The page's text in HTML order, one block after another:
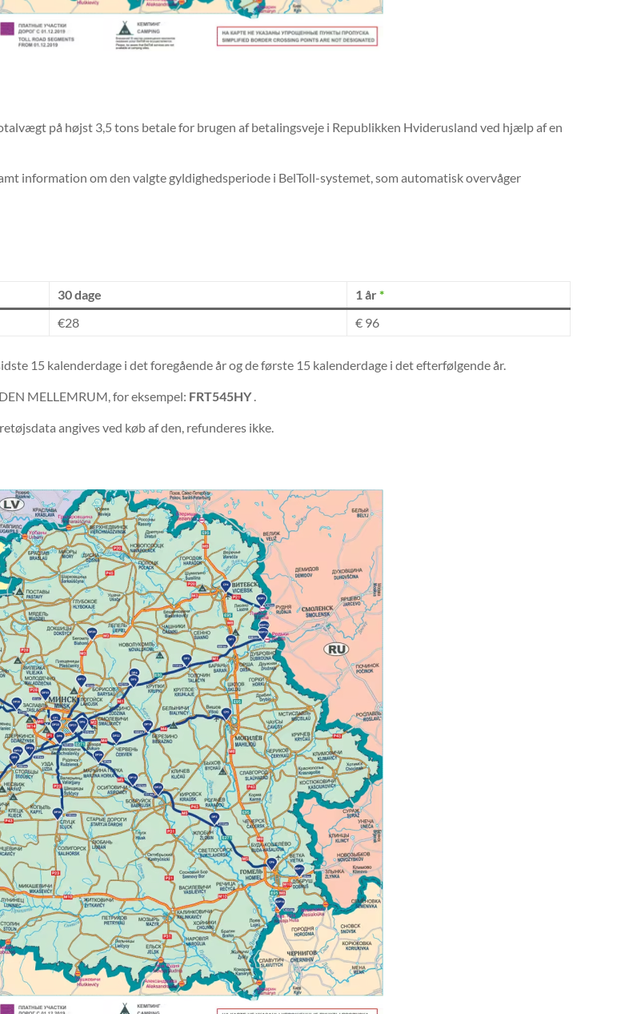
på højst 3,5 tons betale for brugen af ​​betalingsveje i Republikken Hviderusland ved hjælp af en
information om den valgte gyldighedsperiode i BelToll-systemet, som automatisk overvåger
30 dage 1 år*
€28 € 96
15 kalenderdage i det foregående år og de første 15 kalenderdage i det efterfølgende år.
MELLEMRUM, for eksempel: FRT545HY.
angives ved køb af den, refunderes ikke.